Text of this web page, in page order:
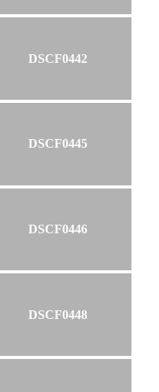
DSCF0442
DSCF0445
DSCF0446
DSCF0448